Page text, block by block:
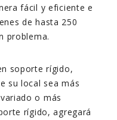
fácil y eficiente e
de hasta 250
problema.
soporte rígido,
su local sea más
o más
rígido, agregará